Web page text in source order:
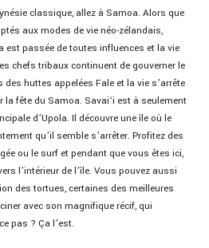
classique, allez à Samoa. Alors que
aux modes de vie néo-zélandais,
passée de toutes influences et la vie
chefs tribaux continuent de gouverner le
huttes appelées Fale et la vie s’arrête
la fête du Samoa. Savaiʻi est à seulement
d’Upola. Il découvre une île où le
qu’il semble s’arrêter. Profitez des
ou le surf et pendant que vous êtes ici,
l’intérieur de l’île. Vous pouvez aussi
des tortues, certaines des meilleures
avec son magnifique récif, qui
pas ? Ça l’est.